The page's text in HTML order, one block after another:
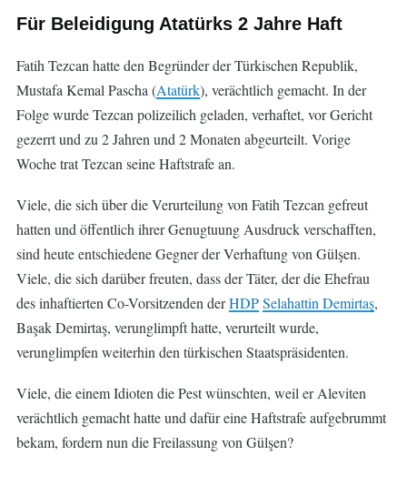
Für Beleidigung Atatürks 2 Jahre Haft
Fatih Tezcan hatte den Begründer der Türkischen Republik,
Mustafa Kemal Pascha (Atatürk), verächtlich gemacht. In der
Folge wurde Tezcan polizeilich geladen, verhaftet, vor Gericht
gezerrt und zu 2 Jahren und 2 Monaten abgeurteilt. Vorige
Woche trat Tezcan seine Haftstrafe an.
Viele, die sich über die Verurteilung von Fatih Tezcan gefreut
hatten und öffentlich ihrer Genugtuung Ausdruck verschafften,
sind heute entschiedene Gegner der Verhaftung von Gülşen.
Viele, die sich darüber freuten, dass der Täter, der die Ehefrau
des inhaftierten Co-Vorsitzenden derHDPSelahattin Demirtaş,
Başak Demirtaş, verunglimpft hatte, verurteilt wurde,
verunglimpfen weiterhin den türkischen Staatspräsidenten.
Viele, die einem Idioten die Pest wünschten, weil er Aleviten
verächtlich gemacht hatte und dafür eine Haftstrafe aufgebrummt
bekam, fordern nun die Freilassung von Gülşen?